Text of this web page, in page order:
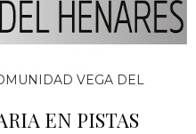
VEGA DEL
EN PISTAS